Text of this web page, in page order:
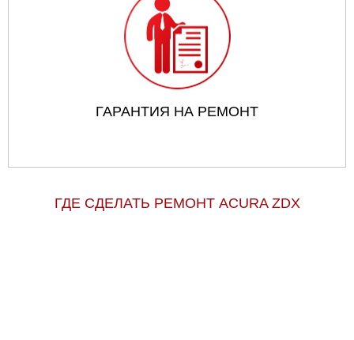
ГАРАНТИЯ НА РЕМОНТ
ГДЕ СДЕЛАТЬ РЕМОНТ ACURA ZDX